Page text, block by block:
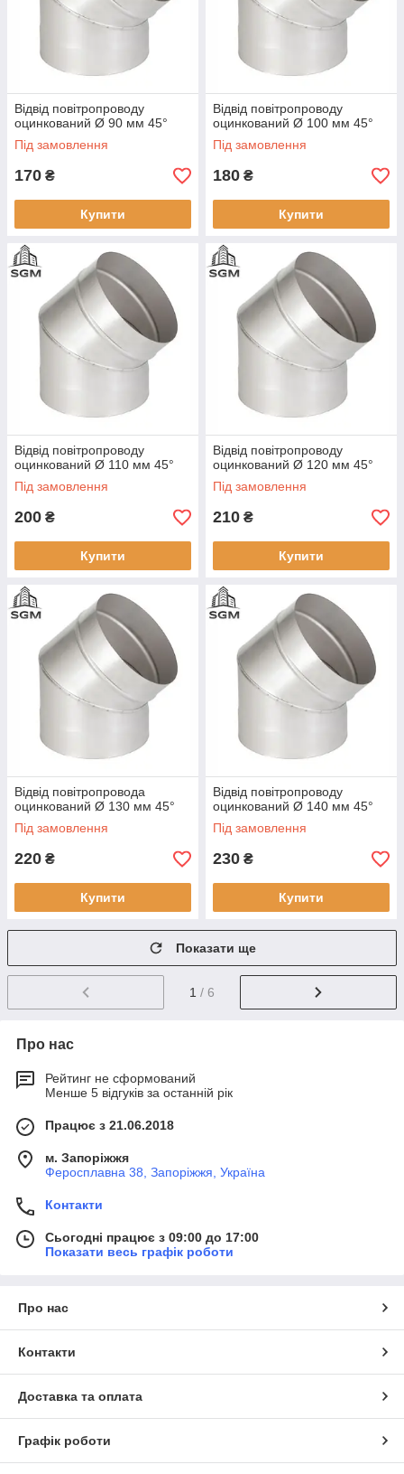
Відвід повітропроводу
оцинкований Ø 90 мм 45°
Під замовлення
170 ₴
Купити
Відвід повітропроводу
оцинкований Ø 100 мм 45°
Під замовлення
180 ₴
Купити
Відвід повітропроводу
оцинкований Ø 110 мм 45°
Під замовлення
200 ₴
Купити
Відвід повітропроводу
оцинкований Ø 120 мм 45°
Під замовлення
210 ₴
Купити
Відвід повітропровода
оцинкований Ø 130 мм 45°
Під замовлення
220 ₴
Купити
Відвід повітропроводу
оцинкований Ø 140 мм 45°
Під замовлення
230 ₴
Купити
Показати ще
1 / 6
Про нас
Рейтинг не сформований
Менше 5 відгуків за останній рік
Працює з 21.06.2018
м. Запоріжжя
Феросплавна 38, Запоріжжя, Україна
Контакти
Сьогодні працює з 09:00 до 17:00
Показати весь графік роботи
Про нас
Контакти
Доставка та оплата
Графік роботи